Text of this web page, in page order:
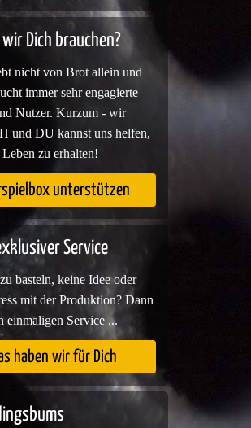
Dich brauchen?
nicht von Brot allein und
immer sehr engagierte
Nutzer. Kurzum - wir
und DU kannst uns helfen,
Leben zu erhalten!
unterstützen
Service
basteln, keine Idee oder
mit der Produktion? Dann
einmaligen Service ...
haben wir für Dich